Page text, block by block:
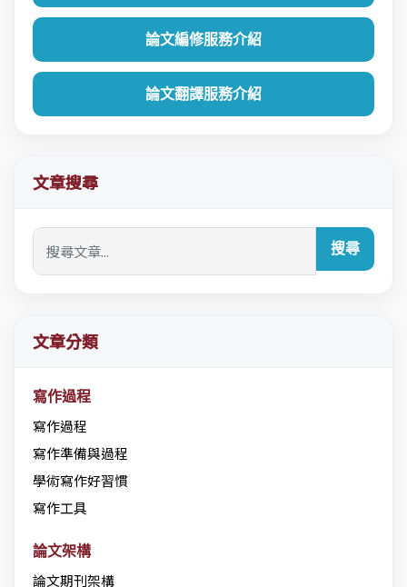
論文編修服務介紹
論文翻譯服務介紹
文章搜尋
搜尋
文章分類
寫作過程
寫作過程
寫作準備與過程
學術寫作好習慣
寫作工具
論文架構
論文期刊架構